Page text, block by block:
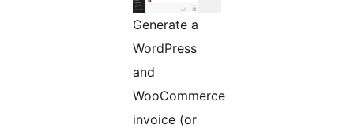
Generate a
WordPress
and
WooCommerce
invoice (or